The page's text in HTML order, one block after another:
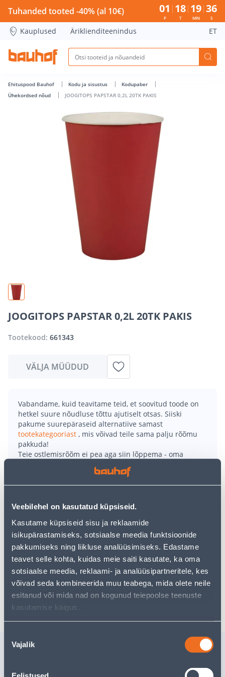
Veebilehel on kasutatud küpsiseid.
Kasutame küpsiseid sisu ja reklaamide
isikupärastamiseks, sotsiaalse meedia funktsioonide
pakkumiseks ning liikluse analüüsimiseks. Edastame
teavet selle kohta, kuidas meie saiti kasutate, ka oma
sotsiaalse meedia, reklaami- ja analüüsipartneritele, kes
võivad seda kombineerida muu teabega, mida olete neile
esitanud või mida nad on kogunud teiepoolse teenuste
kasutamise käigus.
valik
Vajalik
JOOGITOPS PAPSTAR 0,2L 20TK PAKIS - Bauhof has loaded
Tuhanded tooted -40% (al 10€) 01
P
18
T
19
MIN
36
S
Kauplused Äriklienditeenindus ET
Ehituspood Bauhof Kodu ja sisustus
Kodupaber
Ühekordsed nõud
JOOGITOPS PAPSTAR 0,2L 20TK PAKIS
JOOGITOPS PAPSTAR 0,2L 20TK PAKIS
Tootekood: 661343
VÄLJA MÜÜDUD
Vabandame, kuid teavitame teid, et soovitud toode on
hetkel suure nõudluse tõttu ajutiselt otsas. Siiski
pakume suurepäraseid alternatiive samast
tootekategooriast , mis võivad teile sama palju rõõmu
pakkuda!
Teie ostlemisrõõm ei pea aga siin lõppema - oma
kasutades meie võimsat otsingufunktsiooni, et leida
veelgi meelepärasemad valikuid. Head ostlemist!
• Maht 0,2 L.
• Punase värvusega.
• 20 tk pakis.
• 14-päevane tagastusõigus.
Tarne pole võimalik
Sarnased tooted
DESIGN